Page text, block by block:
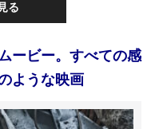
る
ービー。すべての感
ような映画